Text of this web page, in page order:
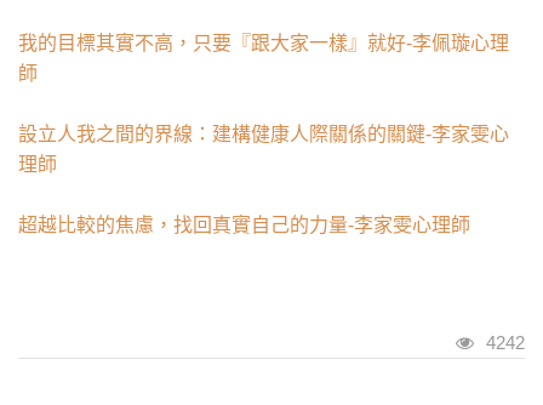
我的目標其實不高，只要『跟大家一樣』就好-李佩璇心理
師
設立人我之間的界線：建構健康人際關係的關鍵-李家雯心
理師
超越比較的焦慮，找回真實自己的力量-李家雯心理師
瀏覽人
4242